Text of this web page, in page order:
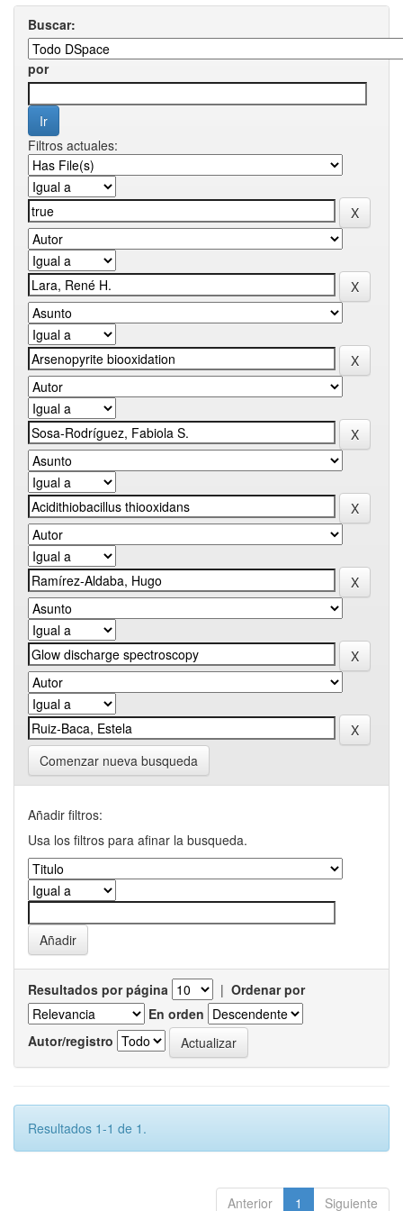
Buscar:
por
Filtros actuales:
Comenzar nueva busqueda
Añadir filtros:
Usa los filtros para afinar la busqueda.
Resultados por página | Ordenar por
En orden
Autor/registro
Resultados 1-1 de 1.
Anterior 1 Siguiente